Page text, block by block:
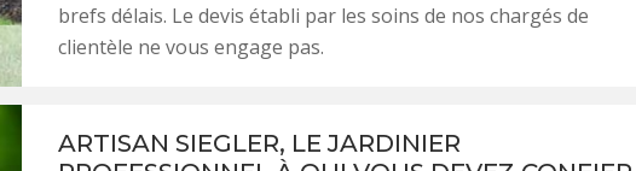
brefs délais. Le devis établi par les soins de nos chargés de
clientèle ne vous engage pas.
ARTISAN SIEGLER, LE JARDINIER